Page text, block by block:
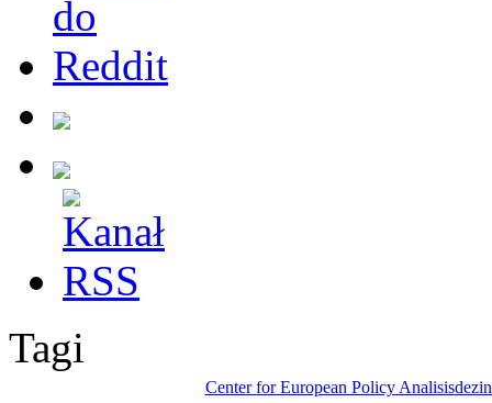
Tagi
Center for European Policy Analisis